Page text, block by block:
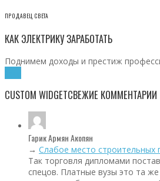
ПРОДАВЕЦ СВЕТА
КАК ЭЛЕКТРИКУ ЗАРАБОТАТЬ
Поднимем доходы и престиж
CUSTOM WIDGETСВЕЖИЕ КОММЕНТАРИИ
Гарик Армян Акопян
→ Слабое место строительных
Так торговля дипломами
спецов. Платные вузы это та